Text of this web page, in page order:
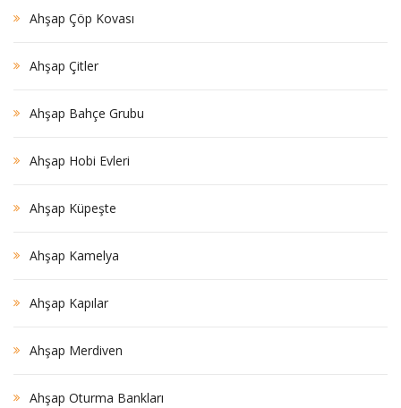
Ahşap Çöp Kovası
Ahşap Çitler
Ahşap Bahçe Grubu
Ahşap Hobi Evleri
Ahşap Küpeşte
Ahşap Kamelya
Ahşap Kapılar
Ahşap Merdiven
Ahşap Oturma Bankları